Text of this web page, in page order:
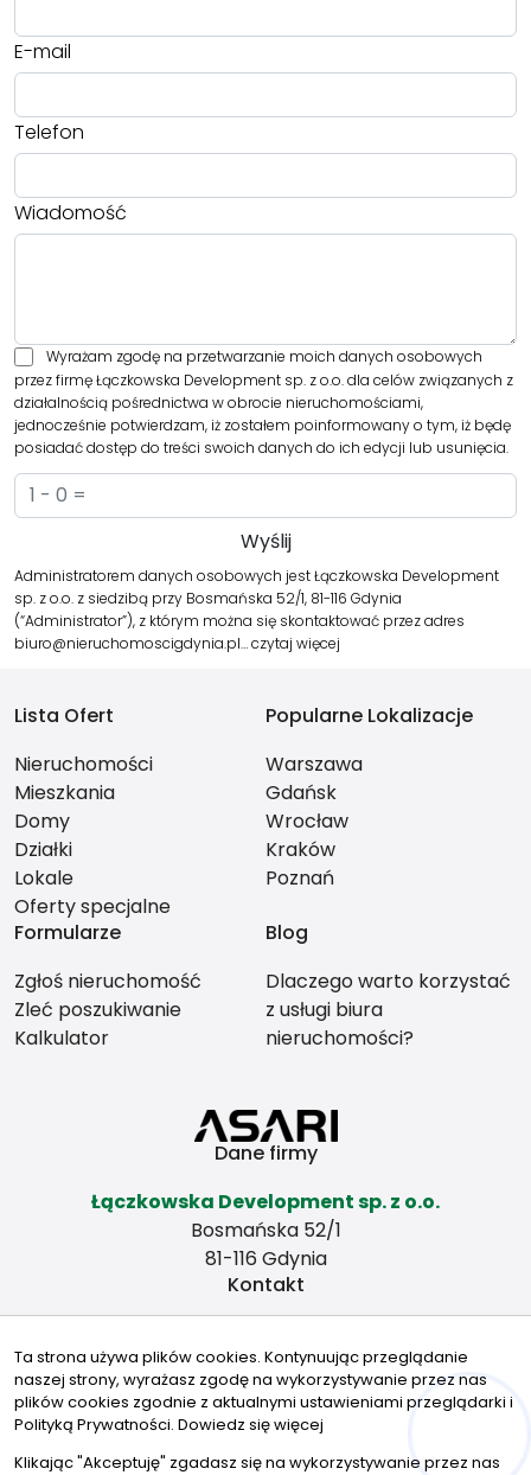
E-mail
Telefon
Wiadomość
Wyrażam zgodę na przetwarzanie moich danych osobowych
przez firmę Łączkowska Development sp. z o.o. dla celów związanych z
działalnością pośrednictwa w obrocie nieruchomościami,
jednocześnie potwierdzam, iż zostałem poinformowany o tym, iż będę
posiadać dostęp do treści swoich danych do ich edycji lub usunięcia.
Administratorem danych osobowych jest Łączkowska Development
sp. z o.o. z siedzibą przy Bosmańska 52/1, 81-116 Gdynia
(“Administrator”), z którym można się skontaktować przez adres
biuro@nieruchomoscigdynia.pl…czytaj więcej
Lista Ofert
Nieruchomości
Mieszkania
Domy
Działki
Lokale
Oferty specjalne
Popularne Lokalizacje
Warszawa
Gdańsk
Wrocław
Kraków
Poznań
Formularze
Zgłoś nieruchomość
Zleć poszukiwanie
Kalkulator
Blog
Dlaczego warto korzystać
z usługi biura
nieruchomości?
Dane firmy
Łączkowska Development sp. z o.o.
Bosmańska 52/1
81-116 Gdynia
Kontakt
501049935
Znajdziesz nas tu
Ta strona używa plików cookies. Kontynuując przeglądanie
naszej strony, wyrażasz zgodę na wykorzystywanie przez nas
plików cookies zgodnie z aktualnymi ustawieniami przeglądarki i
Polityką Prywatności. Dowiedz się więcej
Klikając "Akceptuję" zgadasz się na wykorzystywanie przez nas